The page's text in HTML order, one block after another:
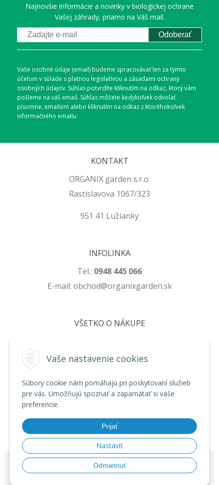
Vaše nastavenie cookies
Súbory cookie nám pomáhajú pri poskytovaní služieb
pre vás. Umožňujú spoznať a zapamätať si vaše
preferencie.
Prijať
Nastaviť
Odmietnuť
Najnovšie informácie a novinky v biologickej ochrane
Vašej záhrady, priamo na Váš mail.
Odoberať
Vaše osobné údaje (email) budeme spracovávať len za týmto
účelom v súlade s platnou legislatívou a zásadami ochrany
osobných údajov. Súhlas potvrdíte kliknutím na odkaz, ktorý vám
pošleme na váš email. Súhlas môžete kedykoľvek odvolať
písomne, emailom alebo kliknutím na odkaz z ktoréhokoľvek
informačného emailu.
KONTAKT
ORGANIX garden s.r.o.
Rastislavova 1067/323
951 41 Lužianky
INFOLINKA
Tel.: 0948 445 066
E-mail: obchod@organixgarden.sk
VŠETKO O NÁKUPE
Ochrana súkromia
NA STIAHNUTIE
Formulár na odstúpenie od zmluvy
Poučenie o uplatnení práva na odstúpenie od zmluvy
© 2026 ORGANIXgarden • NextShop&e-shop Pohoda Connector
by